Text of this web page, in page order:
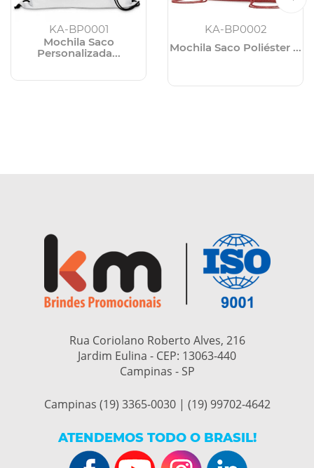
KA-BP0001
Mochila Saco
Personalizada...
KA-BP0002
Mochila Saco Poliéster ...
Rua Coriolano Roberto Alves, 216
Jardim Eulina - CEP: 13063-440
Campinas - SP
Campinas (19) 3365-0030 | (19) 99702-4642
ATENDEMOS TODO O BRASIL!